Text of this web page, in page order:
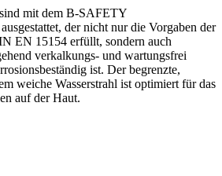
mit dem B-SAFETY
der nicht nur die Vorgaben der
EN 15154 erfüllt, sondern auch
verkalkungs- und wartungsfrei
ist. Der begrenzte,
weiche Wasserstrahl ist optimiert für das
auf der Haut.